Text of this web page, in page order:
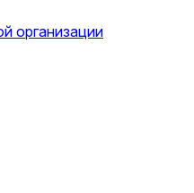
организации